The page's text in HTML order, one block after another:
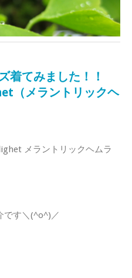
着てみました！！
メラントリックヘ
メラントリックヘムラ
です＼(^o^)／